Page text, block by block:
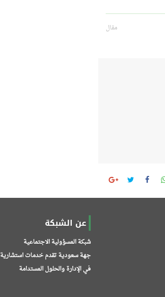
مقال
عن الشبكة
شبكة المسؤولية الاجتماعية
جهة سعودية تقدم خدمات استشارية
في الإدارة والحلول المستدامة